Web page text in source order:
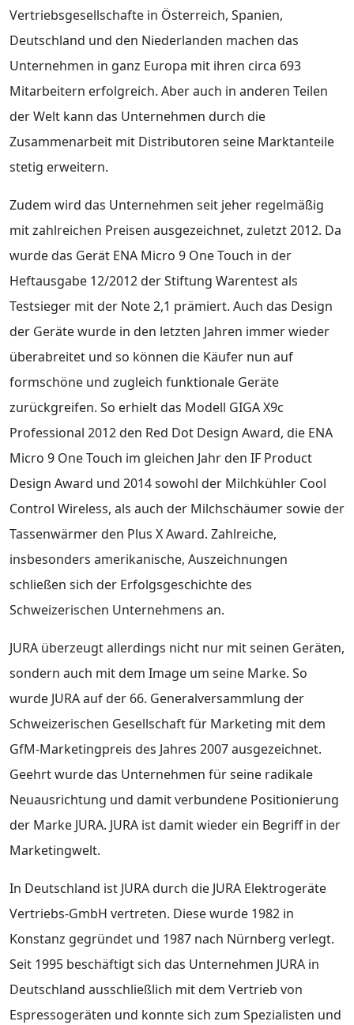
Vertriebsgesellschafte in Österreich, Spanien,
Deutschland und den Niederlanden machen das
Unternehmen in ganz Europa mit ihren circa 693
Mitarbeitern erfolgreich. Aber auch in anderen Teilen
der Welt kann das Unternehmen durch die
Zusammenarbeit mit Distributoren seine Marktanteile
stetig erweitern.
Zudem wird das Unternehmen seit jeher regelmäßig
mit zahlreichen Preisen ausgezeichnet, zuletzt 2012. Da
wurde das Gerät ENA Micro 9 One Touch in der
Heftausgabe 12/2012 der Stiftung Warentest als
Testsieger mit der Note 2,1 prämiert. Auch das Design
der Geräte wurde in den letzten Jahren immer wieder
überabreitet und so können die Käufer nun auf
formschöne und zugleich funktionale Geräte
zurückgreifen. So erhielt das Modell GIGA X9c
Professional 2012 den Red Dot Design Award, die ENA
Micro 9 One Touch im gleichen Jahr den IF Product
Design Award und 2014 sowohl der Milchkühler Cool
Control Wireless, als auch der Milchschäumer sowie der
Tassenwärmer den Plus X Award. Zahlreiche,
insbesonders amerikanische, Auszeichnungen
schließen sich der Erfolgsgeschichte des
Schweizerischen Unternehmens an.
JURA überzeugt allerdings nicht nur mit seinen Geräten,
sondern auch mit dem Image um seine Marke. So
wurde JURA auf der 66. Generalversammlung der
Schweizerischen Gesellschaft für Marketing mit dem
GfM-Marketingpreis des Jahres 2007 ausgezeichnet.
Geehrt wurde das Unternehmen für seine radikale
Neuausrichtung und damit verbundene Positionierung
der Marke JURA. JURA ist damit wieder ein Begriff in der
Marketingwelt.
In Deutschland ist JURA durch die JURA Elektrogeräte
Vertriebs-GmbH vertreten. Diese wurde 1982 in
Konstanz gegründet und 1987 nach Nürnberg verlegt.
Seit 1995 beschäftigt sich das Unternehmen JURA in
Deutschland ausschließlich mit dem Vertrieb von
Espressogeräten und konnte sich zum Spezialisten und